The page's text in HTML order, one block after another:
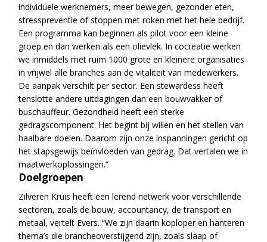
individuele werknemers, meer bewegen, gezonder eten,
stresspreventie of stoppen met roken met het hele bedrijf.
Een programma kan beginnen als pilot voor een kleine
groep en dan werken als een olievlek. In cocreatie werken
we inmiddels met ruim 1000 grote en kleinere organisaties
in vrijwel alle branches aan de vitaliteit van medewerkers.
De aanpak verschilt per sector. Een stewardess heeft
tenslotte andere uitdagingen dan een bouwvakker of
buschauffeur. Gezondheid heeft een sterke
gedragscomponent. Het begint bij willen en het stellen van
haalbare doelen. Daarom zijn onze inspanningen gericht op
het stapsgewijs beïnvloeden van gedrag. Dat vertalen we in
maatwerkoplossingen.”
Doelgroepen
Zilveren Kruis heeft een lerend netwerk voor verschillende
sectoren, zoals de bouw, accountancy, de transport en
metaal, vertelt Evers. “We zijn daarin koploper en hanteren
thema’s die brancheoverstijgend zijn, zoals slaap of